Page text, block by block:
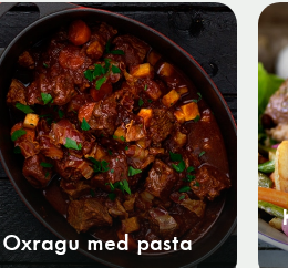
Oxragu med pasta